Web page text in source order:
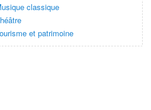
classique
et patrimoine